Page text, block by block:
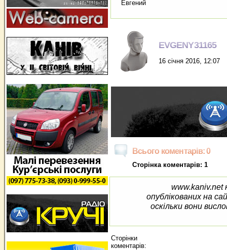
Евгений
EVGENY31165
16 січня 2016, 12:07
Всього коментарів: 0
Сторінка коментарів: 1
www.kaniv.net
опублікованих на
оскільки вони
Сторінки
коментарів: